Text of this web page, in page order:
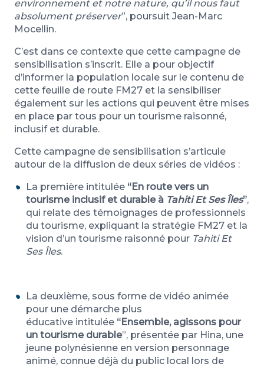
environnement et notre nature, qu’il nous faut
absolument préserver”, poursuit Jean-Marc
Mocellin.
C’est dans ce contexte que cette campagne de
sensibilisation s’inscrit. Elle a pour objectif
d’informer la population locale sur le contenu de
cette feuille de route FM27 et la sensibiliser
également sur les actions qui peuvent être mises
en place par tous pour un tourisme raisonné,
inclusif et durable.
Cette campagne de sensibilisation s’articule
autour de la diffusion de deux séries de vidéos :
La première intitulée “En route vers un
tourisme inclusif et durable à Tahiti Et Ses Îles”,
qui relate des témoignages de professionnels
du tourisme, expliquant la stratégie FM27 et la
vision d’un tourisme raisonné pour Tahiti Et
Ses Îles.
La deuxième, sous forme de vidéo animée
pour une démarche plus
éducative intitulée “Ensemble, agissons pour
un tourisme durable”, présentée par Hina, une
jeune polynésienne en version personnage
animé, connue déjà du public local lors de